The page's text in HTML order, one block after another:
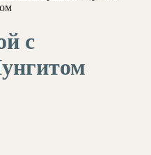
с